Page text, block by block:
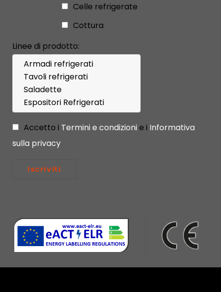
Celle refrigerate
Cottura
Linee di prodotto:
Accetto i Termini e condizionie i Informativa
sulla privacy
Iscriviti